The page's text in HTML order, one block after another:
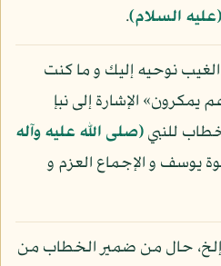
(عليه السلام).
نوحيه إليك و ما كنت
الإشارة إلى نبإ
للنبي(صلى الله عليه وآله
يوسف و الإجماع العزم و
حال من ضمير الخطاب من